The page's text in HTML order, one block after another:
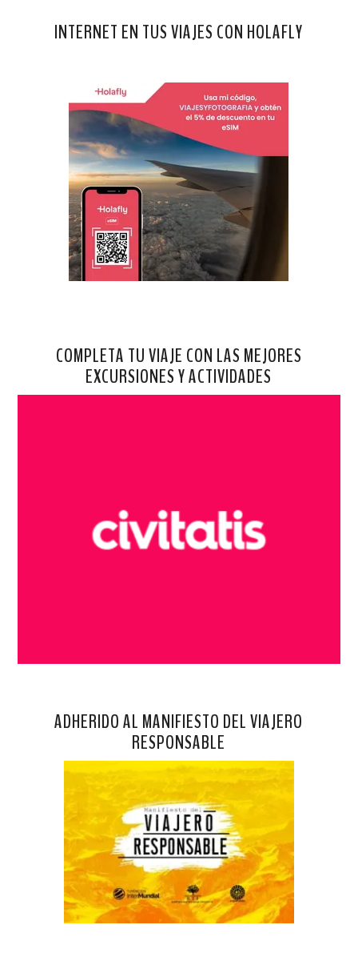
INTERNET EN TUS VIAJES CON HOLAFLY
COMPLETA TU VIAJE CON LAS MEJORES
EXCURSIONES Y ACTIVIDADES
ADHERIDO AL MANIFIESTO DEL VIAJERO
RESPONSABLE